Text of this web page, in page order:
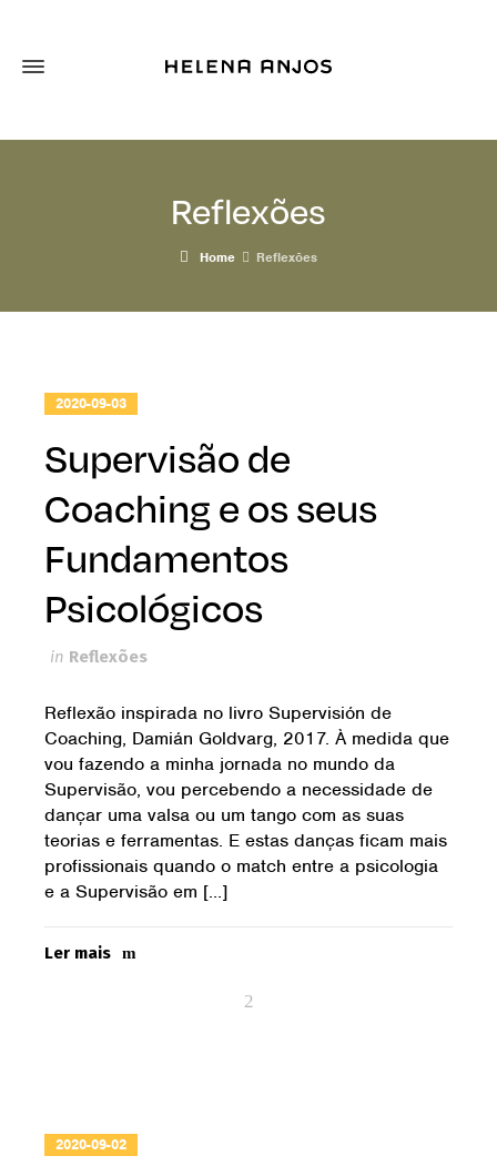
Reflexões
Home Reflexões
2020-09-03
Supervisão de
Coaching e os seus
Fundamentos
Psicológicos
in Reflexões
Reflexão inspirada no livro Supervisión de
Coaching, Damián Goldvarg, 2017. À medida que
vou fazendo a minha jornada no mundo da
Supervisão, vou percebendo a necessidade de
dançar uma valsa ou um tango com as suas
teorias e ferramentas. E estas danças ficam mais
profissionais quando o match entre a psicologia
e a Supervisão em […]
Ler mais
2020-09-02